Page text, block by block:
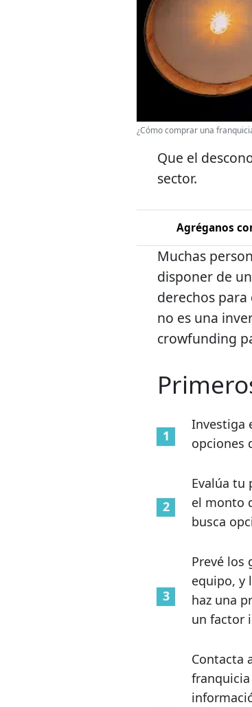
¿Cómo comprar una
Que el
sector.
Agréganos
Muchas
disponer de
derechos
no es una
crowfunding
Investiga
opciones
Evalúa tu
el monto
busca
Prevé los
equipo, y
haz una
un factor
Contacta